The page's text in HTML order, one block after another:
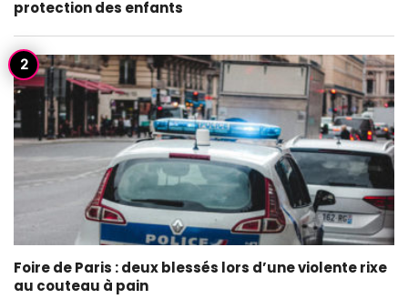
protection des enfants
Foire de Paris : deux blessés lors d’une violente rixe
au couteau à pain